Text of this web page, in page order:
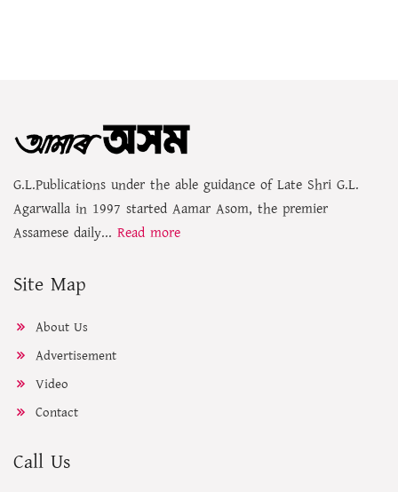
G.L.Publications under the able guidance of Late Shri G.L.
Agarwalla in 1997 started Aamar Asom, the premier
Assamese daily... Read more
Site Map
About Us
Advertisement
Video
Contact
Call Us